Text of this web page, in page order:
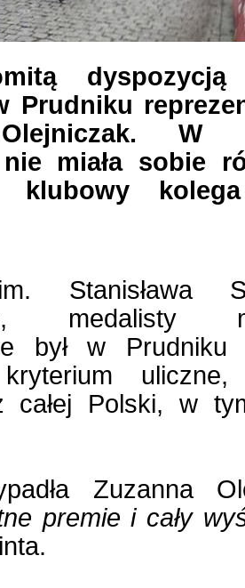
Prudniku
W
nie miała sobie
klubowy
Stanisława
medalisty
był w
kryterium
całej Polski, w
Zuzanna
premie i cały